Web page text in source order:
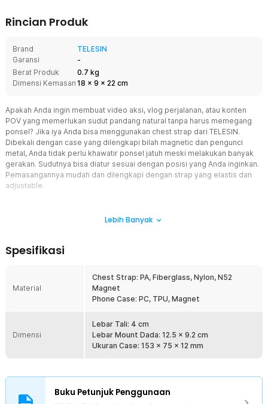
Rincian Produk
Brand
TELESIN
Garansi
-
Berat Produk
0.7 kg
Dimensi Kemasan 18 x 9 x 22 cm
Apakah Anda ingin membuat video aksi, vlog perjalanan, atau konten
POV yang memerlukan sudut pandang natural tanpa harus memegang
ponsel? Jika iya Anda bisa menggunakan chest strap dari TELESIN.
Dibekali dengan case yang dilengkapi bilah magnetic dan pengunci
metal, Anda tidak perlu khawatir ponsel jatuh meski melakukan banyak
gerakan. Sudutnya bisa diatur sesuai dengan posisi yang Anda inginkan.
Pemasangannya mudah dan dilengkapi dengan strap yang elastis dan
adjustable.
merekam menggunakan chest strap mount dari TELESIN dan
perjalanan, orang lain juga bisa melihat pemandangan seperti apa
yang Anda lihat. Ketika Anda berolahraga dan merekam dengan
chest strap mount ini, maka penonton pun akan merasakan
Lakukan Aksi Tanpa Batas
Tak perlu khawatir smartphone akan telepas ketika Anda sedang
melakukan aksi, chest strap dibekali dengan case khusus iPhone 16
bilah magnetik.
Stabil dan Handal
Lebih Banyak
Spesifikasi
Material
Chest Strap: PA, Fiberglass, Nylon, N52
Magnet
Phone Case: PC, TPU, Magnet
Dimensi
Lebar Tali: 4 cm
Lebar Mount Dada: 12.5 x 9.2 cm
Ukuran Case: 153 x 75 x 12 mm
Buku Petunjuk Penggunaan